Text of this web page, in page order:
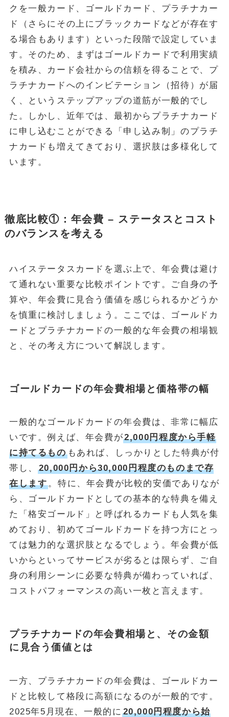
クを一般カード、ゴールドカード、プラチナカー
ド（さらにその上にブラックカードなどが存在す
る場合もあります）といった段階で設定していま
す。そのため、まずはゴールドカードで利用実績
を積み、カード会社からの信頼を得ることで、プ
ラチナカードへのインビテーション（招待）が届
く、というステップアップの道筋が一般的でし
た。しかし、近年では、最初からプラチナカード
に申し込むことができる「申し込み制」のプラチ
ナカードも増えてきており、選択肢は多様化して
います。
徹底比較①：年会費 – ステータスとコスト
のバランスを考える
ハイステータスカードを選ぶ上で、年会費は避け
て通れない重要な比較ポイントです。ご自身の予
算や、年会費に見合う価値を感じられるかどうか
を慎重に検討しましょう。ここでは、ゴールドカ
ードとプラチナカードの一般的な年会費の相場観
と、その考え方について解説します。
ゴールドカードの年会費相場と価格帯の幅
一般的なゴールドカードの年会費は、非常に幅広
いです。例えば、年会費が2,000円程度から手軽
に持てるものもあれば、しっかりとした特典が付
帯し、
20,000円から30,000円程度のものまで存
在します。特に、年会費が比較的安価でありなが
ら、ゴールドカードとしての基本的な特典を備え
た「格安ゴールド」と呼ばれるカードも人気を集
めており、初めてゴールドカードを持つ方にとっ
ては魅力的な選択肢となるでしょう。年会費が低
いからといってサービスが劣るとは限らず、ご自
身の利用シーンに必要な特典が備わっていれば、
コストパフォーマンスの高い一枚と言えます。
プラチナカードの年会費相場と、その金額
に見合う価値とは
一方、プラチナカードの年会費は、ゴールドカー
ドと比較して格段に高額になるのが一般的です。
2025年5月現在、一般的に 20,000円程度から始